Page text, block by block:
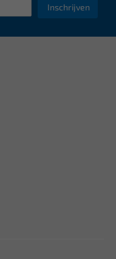
Inschrijven